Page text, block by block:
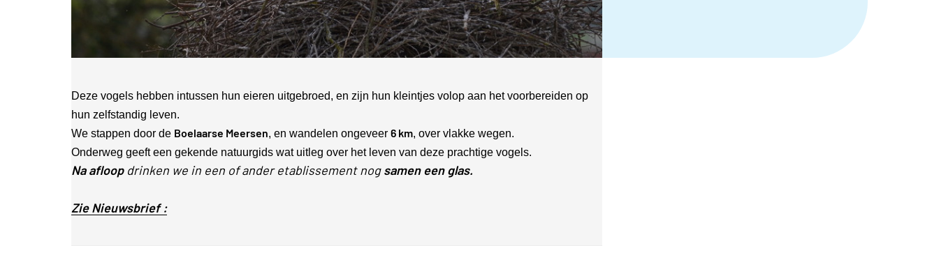
Deze vogels hebben intussen hun eieren uitgebroed, en zijn hun kleintjes volop aan het voorbereiden op
hun zelfstandig leven.
We stappen door de Boelaarse Meersen, en wandelen ongeveer 6 km, over vlakke wegen.
Onderweg geeft een gekende natuurgids wat uitleg over het leven van deze prachtige vogels.
Na afloop drinken we in een of ander etablissement nogsamen een glas.
Zie Nieuwsbrief :